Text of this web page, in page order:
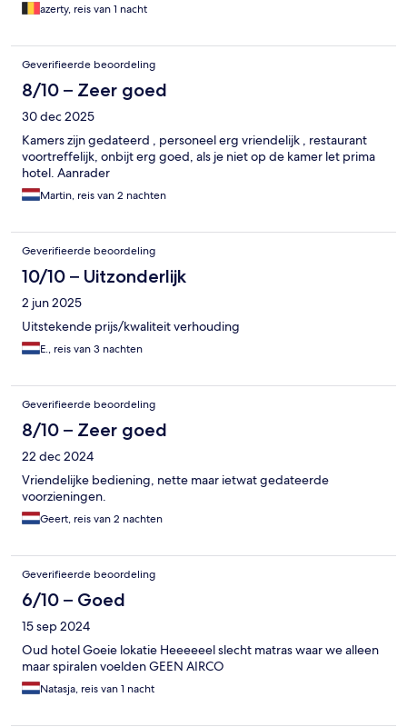
azerty, reis van 1 nacht
Geverifieerde beoordeling
8/10 – Zeer goed
30 dec 2025
Kamers zijn gedateerd , personeel erg vriendelijk , restaurant
voortreffelijk, onbijt erg goed, als je niet op de kamer let prima
hotel. Aanrader
Martin, reis van 2 nachten
Geverifieerde beoordeling
10/10 – Uitzonderlijk
2 jun 2025
Uitstekende prijs/kwaliteit verhouding
E., reis van 3 nachten
Geverifieerde beoordeling
8/10 – Zeer goed
22 dec 2024
Vriendelijke bediening, nette maar ietwat gedateerde
voorzieningen.
Geert, reis van 2 nachten
Geverifieerde beoordeling
6/10 – Goed
15 sep 2024
Oud hotel Goeie lokatie Heeeeeel slecht matras waar we alleen
maar spiralen voelden GEEN AIRCO
Natasja, reis van 1 nacht